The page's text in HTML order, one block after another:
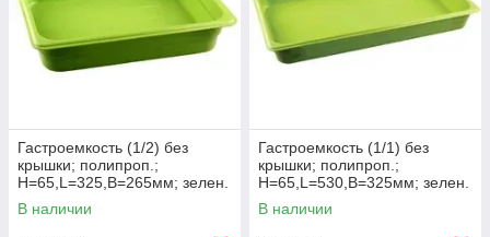
Гастроемкость (1/2) без
крышки; полипроп.;
H=65,L=325,B=265мм; зелен.
В наличии
Гастроемкость (1/1) без
крышки; полипроп.;
H=65,L=530,B=325мм; зелен.
В наличии